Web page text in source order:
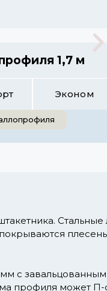
1,7 м
Эконом
с
профиля может